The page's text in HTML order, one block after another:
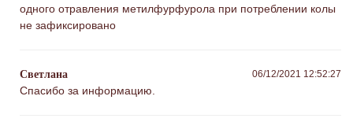
одного отравления метилфурфурола при потреблении колы
не зафиксировано
Светлана 06/12/2021 12:52:27
Спасибо за информацию.